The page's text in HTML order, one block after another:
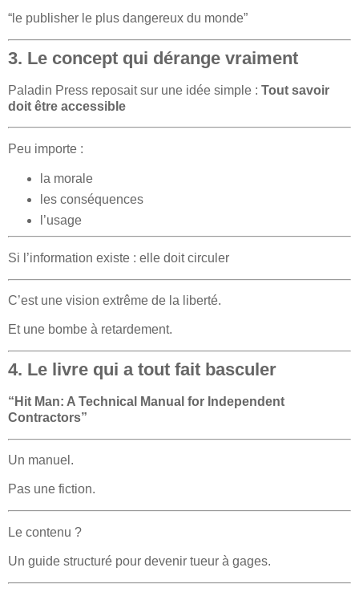
“le publisher le plus dangereux du monde”
3. Le concept qui dérange vraiment
Paladin Press reposait sur une idée simple : Tout savoir
doit être accessible
Peu importe :
la morale
les conséquences
l’usage
Si l’information existe : elle doit circuler
C’est une vision extrême de la liberté.
Et une bombe à retardement.
4. Le livre qui a tout fait basculer
“Hit Man: A Technical Manual for Independent
Contractors”
Un manuel.
Pas une fiction.
Le contenu ?
Un guide structuré pour devenir tueur à gages.